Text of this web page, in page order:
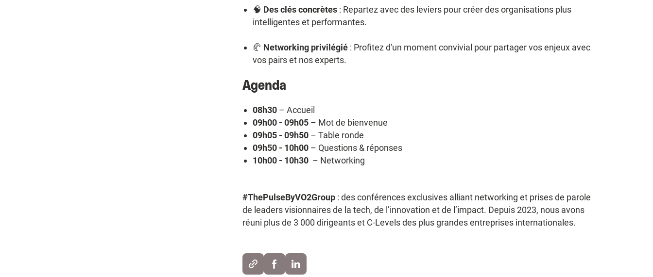
🧠 Des clés concrètes : Repartez avec des leviers pour créer des organisations plus
intelligentes et performantes.
🥐 Networking privilégié : Profitez d'un moment convivial pour partager vos enjeux avec
vos pairs et nos experts.
Agenda
08h30 – Accueil
09h00 - 09h05 – Mot de bienvenue
09h05 - 09h50 – Table ronde
09h50 - 10h00 – Questions & réponses
10h00 - 10h30 – Networking
#ThePulseByVO2Group: des conférences exclusives alliant networking et prises de parole
de leaders visionnaires de la tech, de l’innovation et de l’impact. Depuis 2023, nous avons
réuni plus de 3 000 dirigeants et C-Levels des plus grandes entreprises internationales.